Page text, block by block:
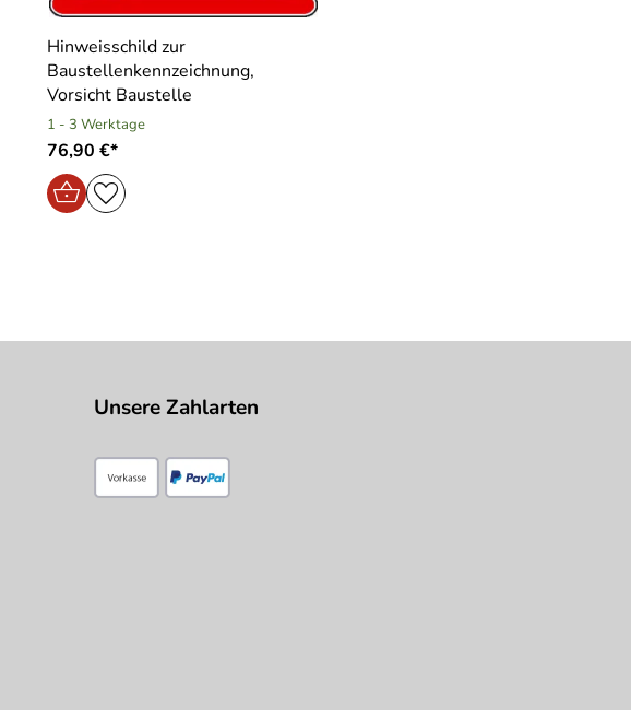
Hinweisschild zur
Baustellenkennzeichnung,
Vorsicht Baustelle
1 - 3 Werktage
76,90 €*
Unsere Zahlarten